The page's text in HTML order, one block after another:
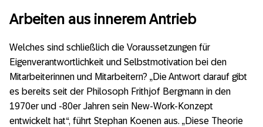
Arbeiten aus innerem Antrieb
Welches sind schließlich die Voraussetzungen für
Eigenverantwortlichkeit und Selbstmotivation bei den
Mitarbeiterinnen und Mitarbeitern? „Die Antwort darauf gibt
es bereits seit der Philosoph Frithjof Bergmann in den
1970er und -80er Jahren sein New-Work-Konzept
entwickelt hat“, führt Stephan Koenen aus. „Diese Theorie